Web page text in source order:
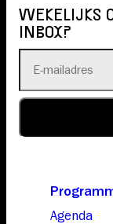
WEKELIJKS
INBOX?
Agenda